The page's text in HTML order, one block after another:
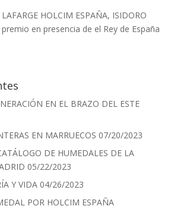
HOLCIM ESPAÑA, ISIDORO
en presencia de el Rey de España
EN EL BRAZO DEL ESTE
EN MARRUECOS 07/20/2023
DE HUMEDALES DE LA
05/22/2023
Y VIDA 04/26/2023
POR HOLCIM ESPAÑA